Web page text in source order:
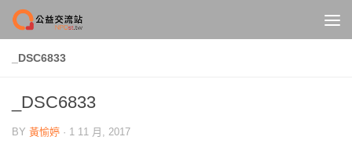
Skip to content
_DSC6833
_DSC6833
BY 黃愉婷 · 1 11 月, 2017